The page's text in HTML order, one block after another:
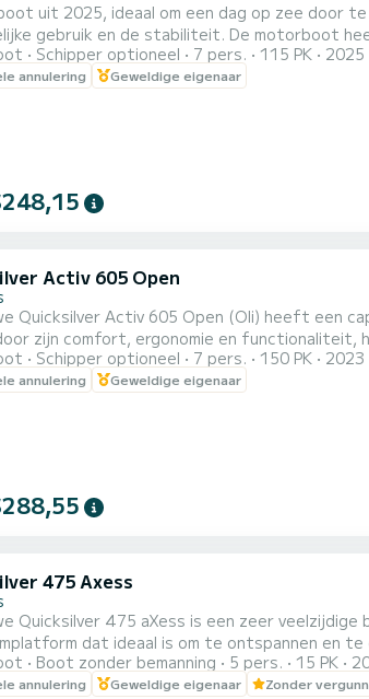
uit 2025, ideaal om een dag op zee door
De motorboot heeft een toegestane capaciteit voor 7 personen, inclusief de schipper. De
voorin met kussens en aan de zijkanten. De boot heeft een luifel om je te
wanneer je dat wilt. De boot wordt
Schipper optioneel 7 pers. 115 PK 2025
annulering Geweldige eigenaar
Activ 605 Open
Quicksilver Activ 605 Open (Oli) heeft een
zijn comfort, ergonomie en
De 150 PK Mercury buitenboordmotor garandeert een snelle en veilige navigatie waarmee je
watersporten kunt beoefenen.
Schipper optioneel 7 pers. 150 PK 2023
annulering Geweldige eigenaar
475 Axess
Quicksilver 475 aXess is een zeer
dat ideaal is om te ontspannen en te genieten van de zon. De 475
Bluetooth muzieksysteem, roestvrijstalen
zwemplatform en ladder.
Boot zonder bemanning 5 pers. 15 PK
annulering Geweldige eigenaar Zonder